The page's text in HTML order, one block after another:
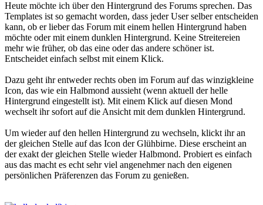
Heute möchte ich über den Hintergrund des Forums sprechen. Das
Templates ist so gemacht worden, dass jeder User selber entscheiden
kann, ob er lieber das Forum mit einem hellen Hintergrund haben
möchte oder mit einem dunklen Hintergrund. Keine Streitereien
mehr wie früher, ob das eine oder das andere schöner ist.
Entscheidet einfach selbst mit einem Klick.
Dazu geht ihr entweder rechts oben im Forum auf das winzigkleine
Icon, das wie ein Halbmond aussieht (wenn aktuell der helle
Hintergrund eingestellt ist). Mit einem Klick auf diesen Mond
wechselt ihr sofort auf die Ansicht mit dem dunklen Hintergrund.
Um wieder auf den hellen Hintergrund zu wechseln, klickt ihr an
der gleichen Stelle auf das Icon der Glühbirne. Diese erscheint an
der exakt der gleichen Stelle wieder Halbmond. Probiert es einfach
aus das macht es echt sehr viel angenehmer nach den eigenen
persönlichen Präferenzen das Forum zu genießen.